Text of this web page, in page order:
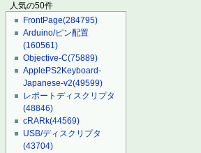
人気の50件
FrontPage(284795)
Arduino/ピン配置
(160561)
Objective-C(75889)
ApplePS2Keyboard-
Japanese-v2(49599)
レポートディスクリプタ
(48846)
cRARk(44569)
USB/ディスクリプタ
(43704)